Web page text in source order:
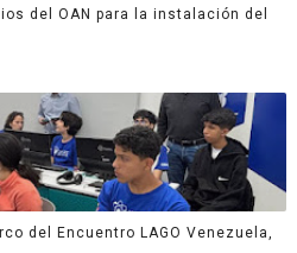
del OAN para la instalación del
del Encuentro LAGO Venezuela,